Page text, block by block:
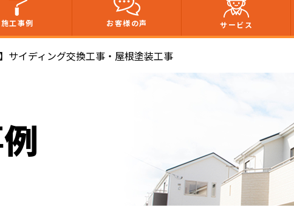
施工事例 お客様の声 サービス
】サイディング交換工事・屋根塗装工事